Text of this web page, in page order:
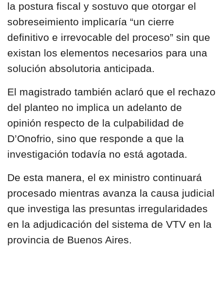
la postura fiscal y sostuvo que otorgar el
sobreseimiento implicaría “un cierre
definitivo e irrevocable del proceso” sin que
existan los elementos necesarios para una
solución absolutoria anticipada.
El magistrado también aclaró que el rechazo
del planteo no implica un adelanto de
opinión respecto de la culpabilidad de
D’Onofrio, sino que responde a que la
investigación todavía no está agotada.
De esta manera, el ex ministro continuará
procesado mientras avanza la causa judicial
que investiga las presuntas irregularidades
en la adjudicación del sistema de VTV en la
provincia de Buenos Aires.